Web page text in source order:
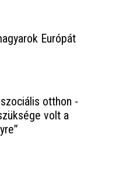
Európát
otthon -
volt a